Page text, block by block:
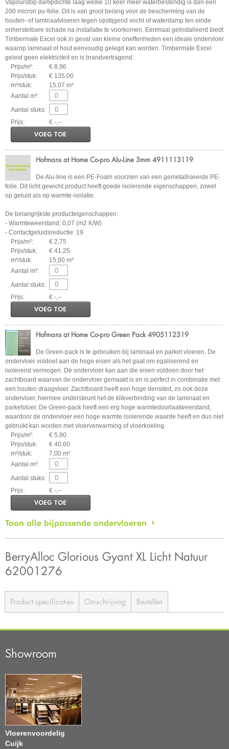
Vapourstop dampdichte laag welke 10 keer meer waterbestendig is dan een
200 micron pu-folie. Dit is van groot belang voor de bescherming van de
houten- of laminaatvloeren tegen opstijgend vocht of waterdamp ten einde
onherstelbare schade na installatie te voorkomen. Eenmaal geïnstalleerd biedt
Timbermate Excel ook in geval van kleine oneffenheden een ideale ondervloer
waarop laminaat of hout eenvoudig gelegd kan worden. Timbermate Excel
geleid geen elektriciteit en is brandvertragend.
Prijs/m²:
€ 8,96
Prijs/stuk:
€ 135,00
m²/stuk:
15,07 m²
Aantal m²:
Aantal stuks:
Prijs:
€ -,--
VOEG TOE
Hofmans at Home Co-pro Alu-Line 3mm 4911113119
De Alu-line is een PE-Foam voorzien van een gemetalliseerde PE-
folie. Dit licht gewicht product heeft goede isolerende eigenschappen, zowel
op geluid als op warmte-isolatie.
De belangrijkste producteigenschappen:
- Warmteweerstand: 0,07 (m2 K/W)
- Contactgeluidsreductie: 19
Prijs/m²:
€ 2,75
Prijs/stuk:
€ 41,25
m²/stuk:
15,00 m²
Aantal m²:
Aantal stuks:
Prijs:
€ -,--
VOEG TOE
Hofmans at Home Co-pro Green Pack 4905112319
De Green-pack is te gebruiken bij laminaat en parket vloeren. De
ondervloer voldoet aan de hoge eisen als het gaat om egaliserend en
isolerend vermogen. De ondervloer kan aan die eisen voldoen door het
zachtboard waarvan de ondervloer gemaakt is en is perfect in combinatie met
een houten draagvloer. Zachtboard heeft een hoge densiteit, zo ook deze
ondervloer, hiermee ondersteunt het de klikverbinding van de laminaat en
parketvloer. De Green-pack heeft een erg hoge warmtedoorlaatweerstand,
waardoor de ondervloer een hoge warmte isolerende waarde heeft en dus niet
gebruikt kan worden met vloerverwarming of vloerkoeling.
Prijs/m²:
€ 5,80
Prijs/stuk:
€ 40,60
m²/stuk:
7,00 m²
Aantal m²:
Aantal stuks:
Prijs:
€ -,--
VOEG TOE
Toon alle bijpassende ondervloeren
BerryAlloc Glorious Gyant XL Licht Natuur
62001276
Product specificaties Omschrijving Bestellen
Showroom
Vloerenvoordelig
Cuijk